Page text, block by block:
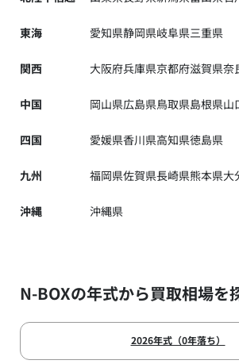
東海 愛知県静岡県岐阜県三重県
関西 大阪府兵庫県京都府滋賀県奈
中国 岡山県広島県鳥取県島根県山
四国 愛媛県香川県高知県徳島県
九州 福岡県佐賀県長崎県熊本県大
沖縄 沖縄県
N-BOXの年式から買取相場を
2026年式（0年落ち）